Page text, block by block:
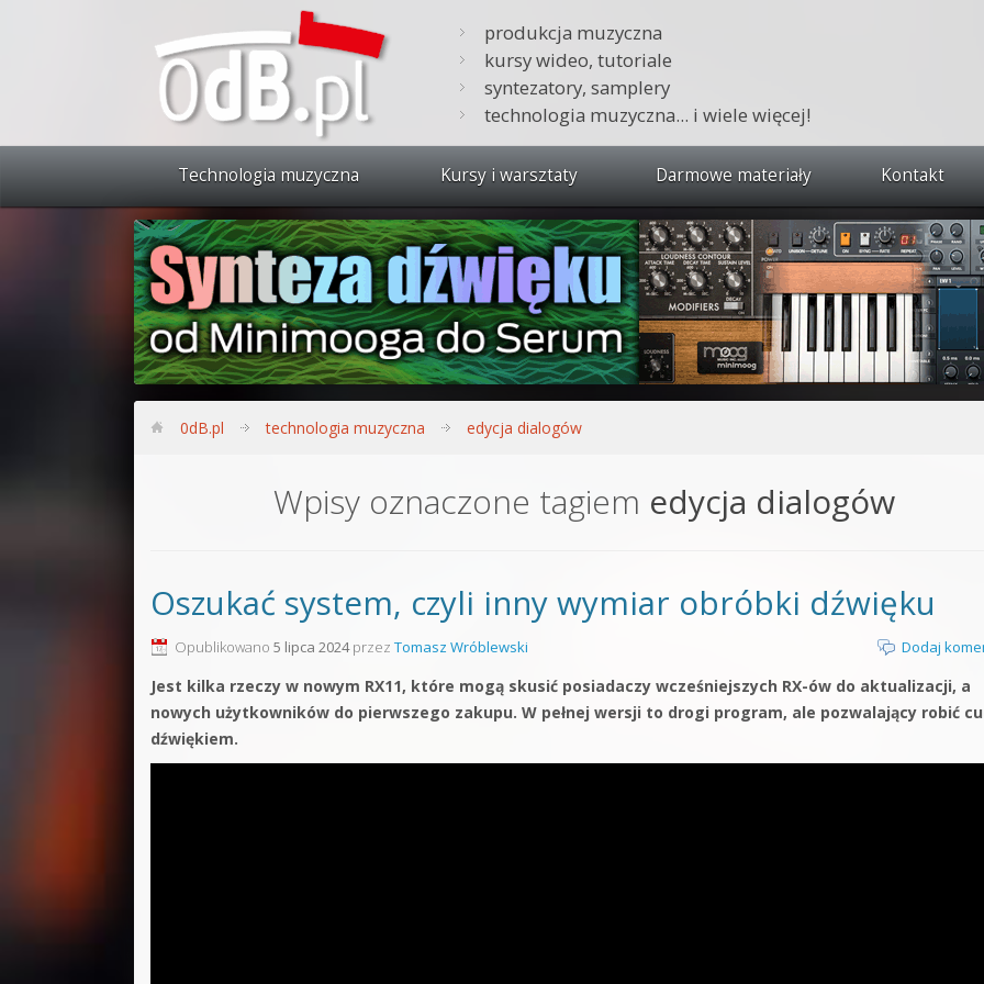
produkcja muzyczna
kursy wideo, tutoriale
syntezatory, samplery
technologia muzyczna... i wiele więcej!
Technologia muzyczna Kursy i warsztaty
Zobacz wszystkie kursy i warsztaty
Synteza dźwięku 🔥
Produkcja muzyczna w praktyce
Bitwig Studio od podstaw
Sound Forge od podstaw
Kontakt 5 Kompendium
Pakiety
Darmowe materiały Kontakt
0dB.pl technologia muzyczna edycja dialogów
Wpisy oznaczone tagiem edycja dialogów
Oszukać system, czyli inny wymiar obróbki dźwięku
Opublikowano 5 lipca 2024przez Tomasz Wróblewski Dodaj
Jest kilka rzeczy w nowym RX11, które mogą skusić posiadaczy wcześniejszych RX-ów do aktualizacji, a
nowych użytkowników do pierwszego zakupu. W pełnej wersji to drogi program, ale pozwalający robić
dźwiękiem.